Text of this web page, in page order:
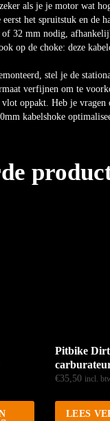
als je je motor wat
het spruitstuk en de
of 32 mm nodig,
op de choke: deze
stel je de
verfijnen om te
oppakt. Heb je vragen
kabelshoke
Pitbike
€35,50 incl.
LEES